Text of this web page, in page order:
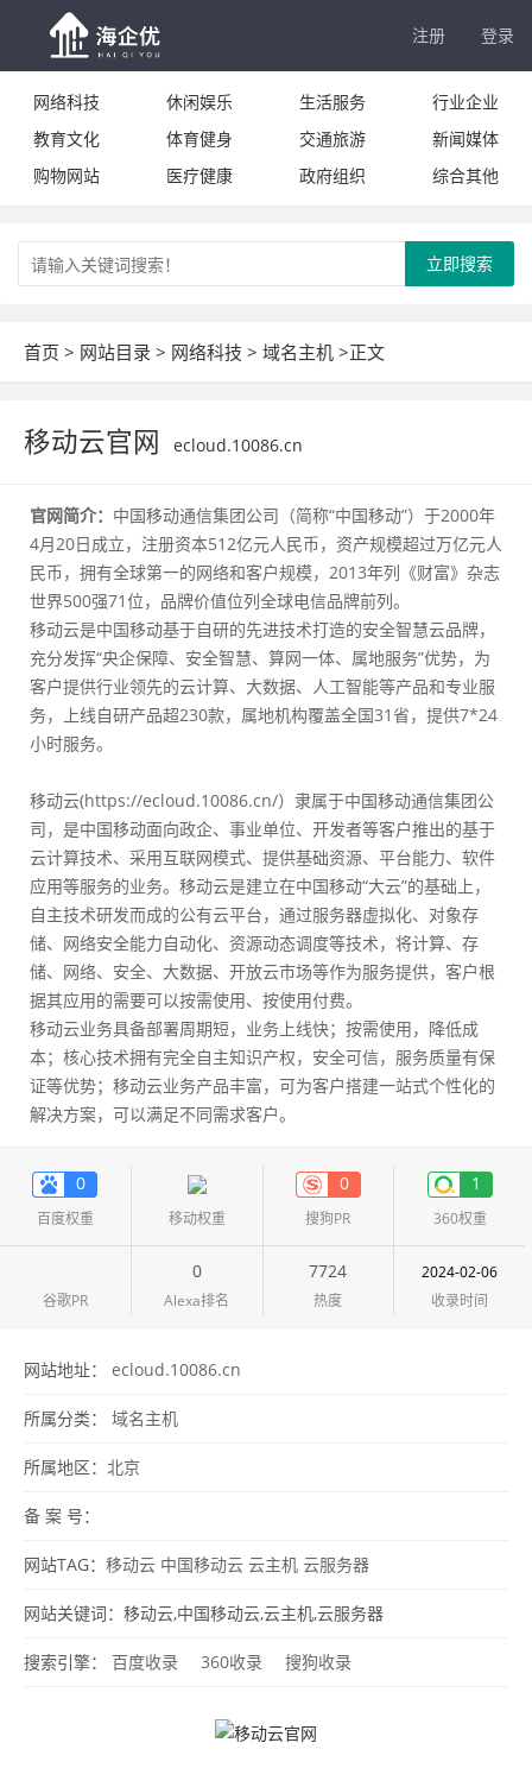
注册 登录
网络科技 休闲娱乐 生活服务
行业企业
教育文化
体育健身 交通旅游
新闻媒体
购物网站
医疗健康 政府组织 综合其他
立即搜索
首页 > 网站目录 > 网络科技 > 域名主机 >正文
移动云官网 ecloud.10086.cn
官网简介： 中国移动通信集团公司（简称“中国移动”）于2000年
4月20日成立，注册资本512亿元人民币，资产规模超过万亿元人
民币，拥有全球第一的网络和客户规模，2013年列《财富》杂志
世界500强71位，品牌价值位列全球电信品牌前列。
移动云是中国移动基于自研的先进技术打造的安全智慧云品牌，
充分发挥“央企保障、安全智慧、算网一体、属地服务”优势，为
客户提供行业领先的云计算、大数据、人工智能等产品和专业服
务，上线自研产品超230款，属地机构覆盖全国31省，提供7*24
小时服务。
移动云(https://ecloud.10086.cn/）隶属于中国移动通信集团公
司，是中国移动面向政企、事业单位、开发者等客户推出的基于
云计算技术、采用互联网模式、提供基础资源、平台能力、软件
应用等服务的业务。移动云是建立在中国移动“大云”的基础上，
自主技术研发而成的公有云平台，通过服务器虚拟化、对象存
储、网络安全能力自动化、资源动态调度等技术，将计算、存
储、网络、安全、大数据、开放云市场等作为服务提供，客户根
据其应用的需要可以按需使用、按使用付费。
移动云业务具备部署周期短，业务上线快；按需使用，降低成
本；核心技术拥有完全自主知识产权，安全可信，服务质量有保
证等优势；移动云业务产品丰富，可为客户搭建一站式个性化的
解决方案，可以满足不同需求客户。
0
百度权重 移动权重
0
搜狗PR
1
360权重
谷歌PR
0
Alexa排名
7724
热度
2024-02-06
收录时间
网站地址： ecloud.10086.cn
所属分类： 域名主机
所属地区： 北京
备 案 号：
网站TAG： 移动云 中国移动云 云主机 云服务器
网站关键词：移动云,中国移动云,云主机,云服务器
搜索引擎： 百度收录 360收录 搜狗收录